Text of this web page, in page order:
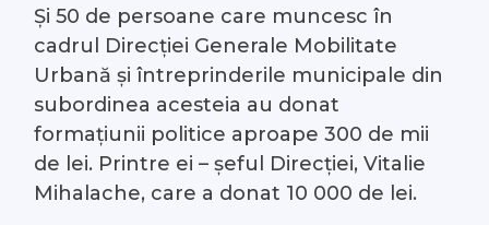
Și 50 de persoane care muncesc în
cadrul Direcției Generale Mobilitate
Urbană și întreprinderile municipale din
subordinea acesteia au donat
formațiunii politice aproape 300 de mii
de lei. Printre ei – șeful Direcției, Vitalie
Mihalache, care a donat 10 000 de lei.